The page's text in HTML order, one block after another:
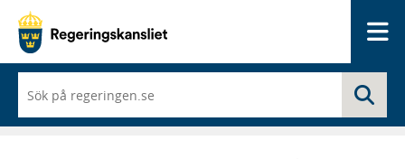
du
börjar
skriva